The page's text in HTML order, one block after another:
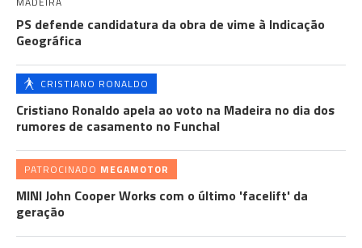
PS defende candidatura da obra de vime à Indicação
Geográfica
CRISTIANO RONALDO
Cristiano Ronaldo apela ao voto na Madeira no dia dos
rumores de casamento no Funchal
PATROCINADO MEGAMOTOR
MINI John Cooper Works com o último 'facelift' da
geração